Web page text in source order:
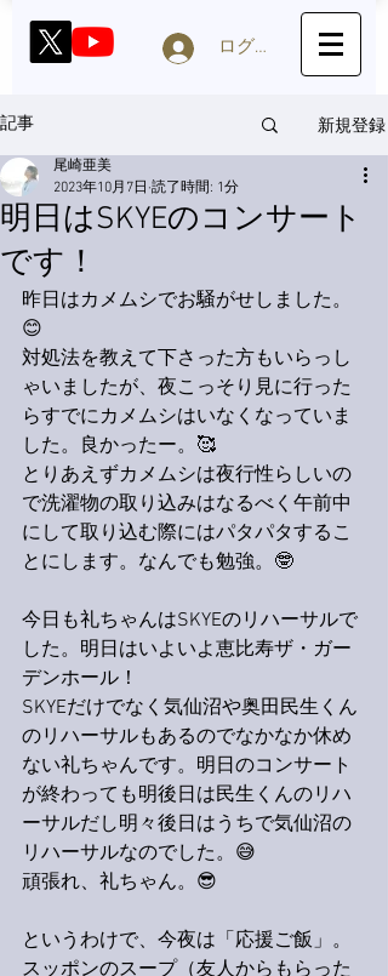
ログイン
記事 新規登録
明日はSKYEのコンサート
です！
尾崎亜美
2023年10月7日 読了時間: 1分
昨日はカメムシでお騒がせしました。
😊
対処法を教えて下さった方もいらっし
ゃいましたが、夜こっそり見に行った
らすでにカメムシはいなくなっていま
した。良かったー。🥰
とりあえずカメムシは夜行性らしいの
で洗濯物の取り込みはなるべく午前中
にして取り込む際にはパタパタするこ
とにします。なんでも勉強。🤓
今日も礼ちゃんはSKYEのリハーサルで
した。明日はいよいよ恵比寿ザ・ガー
デンホール！
SKYEだけでなく気仙沼や奥田民生くん
のリハーサルもあるのでなかなか休め
ない礼ちゃんです。明日のコンサート
が終わっても明後日は民生くんのリハ
ーサルだし明々後日はうちで気仙沼の
リハーサルなのでした。😅
頑張れ、礼ちゃん。😎
というわけで、今夜は「応援ご飯」。
スッポンのスープ（友人からもらった